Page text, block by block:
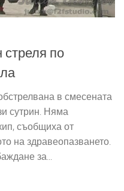
по
в смесената
сутрин. Няма
съобщиха от
на здравеопазването.
за...